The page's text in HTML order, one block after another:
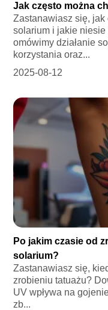
Jak często można
Zastanawiasz się, jak
solarium i jakie
omówimy działanie
korzystania oraz...
2025-08-12
Po jakim czasie od
solarium?
Zastanawiasz się,
zrobieniu tatuażu?
UV wpływa na
zb...